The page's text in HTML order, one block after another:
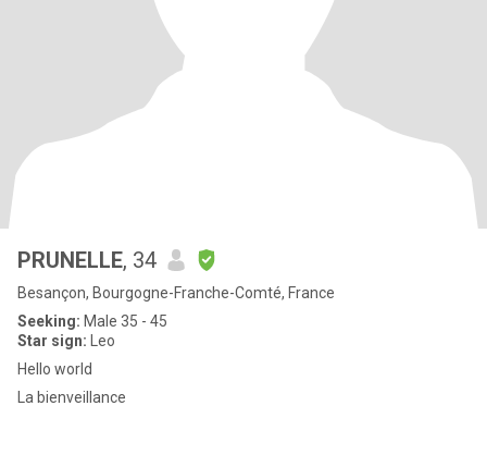
PRUNELLE, 34
Besançon, Bourgogne-Franche-Comté, France
Seeking: Male 35 - 45
Star sign: Leo
Hello world
La bienveillance